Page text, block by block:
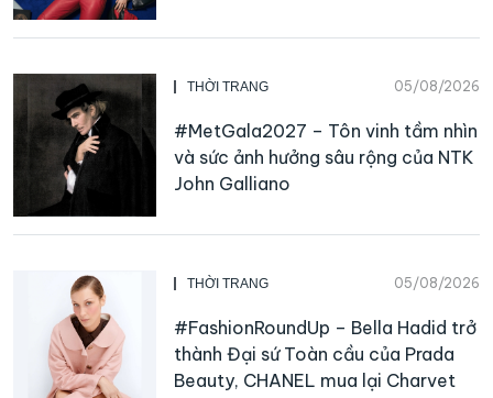
THỜI TRANG 05/08/2026
#MetGala2027 – Tôn vinh tầm nhìn
và sức ảnh hưởng sâu rộng của NTK
John Galliano
THỜI TRANG 05/08/2026
#FashionRoundUp – Bella Hadid trở
thành Đại sứ Toàn cầu của Prada
Beauty, CHANEL mua lại Charvet